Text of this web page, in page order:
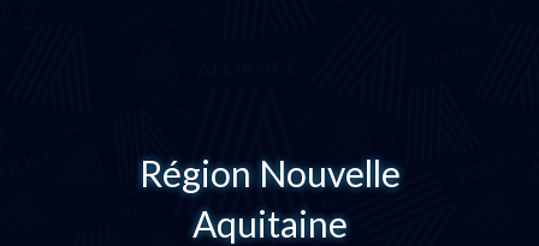
Région Nouvelle
Aquitaine